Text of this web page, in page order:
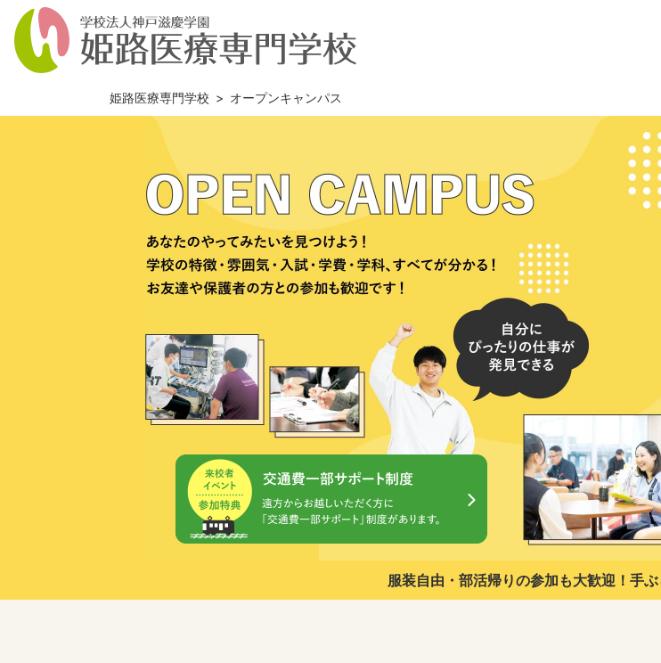
姫路医療専門学校 > オープンキャンパス
服装自由・部活帰りの参加も大歓迎！ 手